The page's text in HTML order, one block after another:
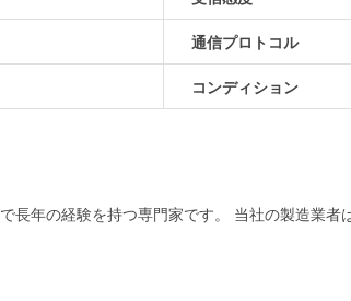
通信プロトコル
コンディション
年の経験を持つ専門家です。 当社の製造業者